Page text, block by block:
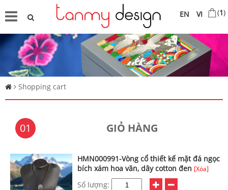
VI
EN (1)
Shopping cart
01 GIỎ HÀNG
HMN000991-Vòng cổ thiết kế mặt đá ngọc
bích xám hoa văn, dây cotton đen [Xóa]
Số lượng: